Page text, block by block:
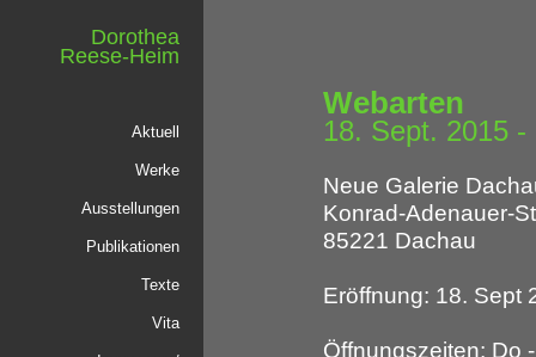
Dorothea
Reese-Heim
Aktuell
Werke
Ausstellungen
Publikationen
Texte
Vita
Webarten
18. Sept. 2015 -
Neue Galerie
Konrad-Adenauer-
85221 Dachau
Eröffnung: 18. Sept
Öffnungszeiten: Do